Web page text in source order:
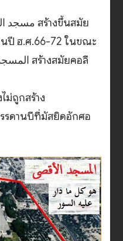
ปี ฮ.ศ.66-72 ในขณะ
ม่ถูกสร้าง
รดานบีที่มัสยิดอักศอ